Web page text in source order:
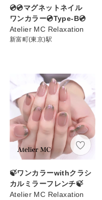
💿💿マグネットネイル
ワンカラー💿Type-B💿
Atelier MC Relaxation
新富町(東京)駅
🍃ワンカラーwithクラシ
カルミラーフレンチ🍃
Atelier MC Relaxation